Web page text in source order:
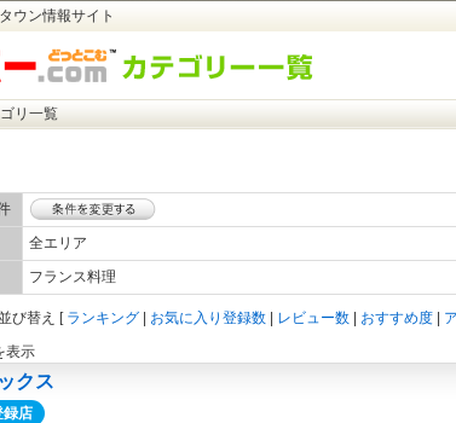
ウン情報サイト
リ一覧
全エリア
フランス料理
おすすめ度
レビュー数
お気に入り登録数
ランキング
[
並び替え
表示
クス
録店